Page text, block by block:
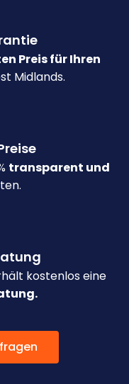
Preis für Ihren
Midlands.
transparent und
kostenlos eine